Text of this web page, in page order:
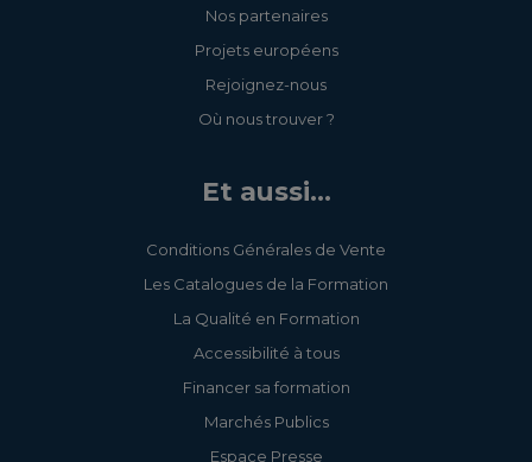
Nos partenaires
Projets européens
Rejoignez-nous
Où nous trouver ?
Et aussi...
Conditions Générales de Vente
Les Catalogues de la Formation
La Qualité en Formation
Accessibilité à tous
Financer sa formation
Marchés Publics
Espace Presse